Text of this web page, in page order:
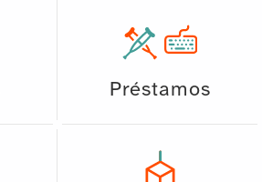
Préstamos